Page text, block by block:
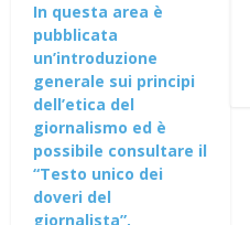
In questa area è
pubblicata
un’introduzione
generale sui principi
dell’etica del
giornalismo ed è
possibile consultare il
“Testo unico dei
doveri del
giornalista”,